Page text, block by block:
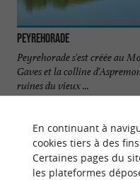
Peyrehorade
Peyrehorade s'est créée au
Gaves et la colline
ruines du vieux ...
En continuant à
cookies tiers à des
Certaines pages du
les plateformes